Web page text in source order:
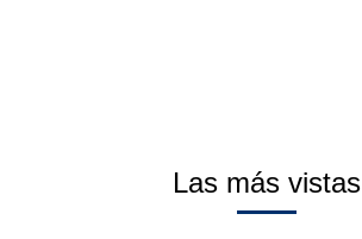
Las más vistas